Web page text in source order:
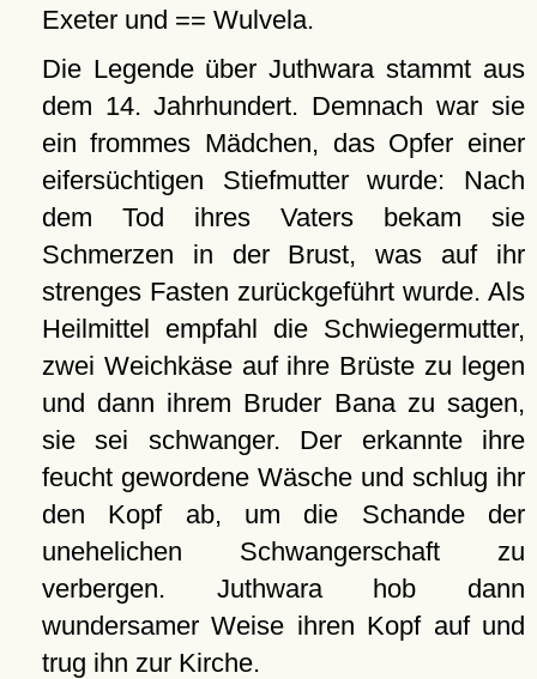
Exeter und == Wulvela.
Die Legende über Juthwara stammt aus
dem 14. Jahrhundert. Demnach war sie
ein frommes Mädchen, das Opfer einer
eifersüchtigen Stiefmutter wurde: Nach
dem Tod ihres Vaters bekam sie
Schmerzen in der Brust, was auf ihr
strenges Fasten zurückgeführt wurde. Als
Heilmittel empfahl die Schwiegermutter,
zwei Weichkäse auf ihre Brüste zu legen
und dann ihrem Bruder Bana zu sagen,
sie sei schwanger. Der erkannte ihre
feucht gewordene Wäsche und schlug ihr
den Kopf ab, um die Schande der
unehelichen Schwangerschaft zu
verbergen. Juthwara hob dann
wundersamer Weise ihren Kopf auf und
trug ihn zur Kirche.